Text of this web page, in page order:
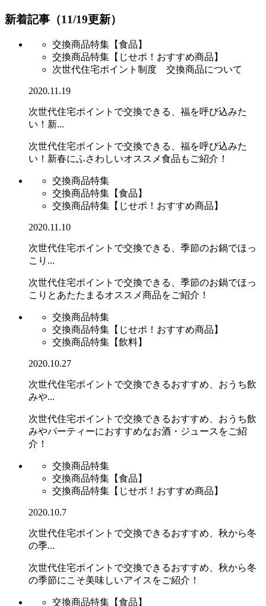
新着記事（11/19更新）
交換商品特集【食品】
交換商品特集【じせポ！おすすめ商品】
次世代住宅ポイント制度 交換商品について
2020.11.19
次世代住宅ポイントで交換できる、福を呼び込みた
い！新...
次世代住宅ポイントで交換できる、福を呼び込みた
い！新春にふさわしいオススメ食品もご紹介！
交換商品特集
交換商品特集【食品】
交換商品特集【じせポ！おすすめ商品】
2020.11.10
次世代住宅ポイントで交換できる、季節のお鍋でほっ
こり...
次世代住宅ポイントで交換できる、季節のお鍋でほっ
こりとあたたまるオススメ商品をご紹介！
交換商品特集
交換商品特集【じせポ！おすすめ商品】
交換商品特集【飲料】
2020.10.27
次世代住宅ポイントで交換できるおすすめ、おうち飲
みや...
次世代住宅ポイントで交換できるおすすめ、おうち飲
みやパーティーにおすすめなお酒・ジュースをご紹
介！
交換商品特集
交換商品特集【食品】
交換商品特集【じせポ！おすすめ商品】
2020.10.7
次世代住宅ポイントで交換できるおすすめ、秋から冬
の季...
次世代住宅ポイントで交換できるおすすめ、秋から冬
の季節にこそ美味しいアイスをご紹介！
交換商品特集【食品】